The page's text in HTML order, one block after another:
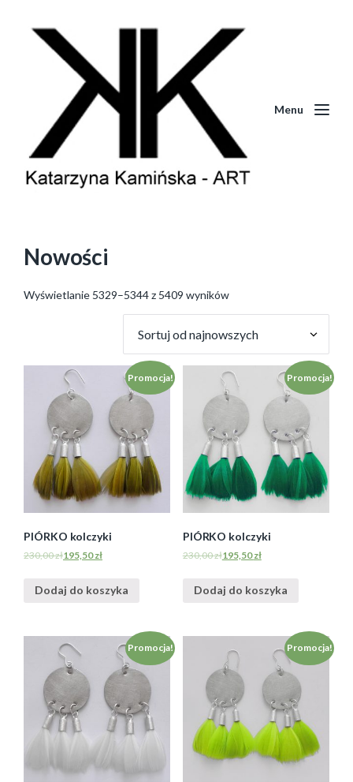
Menu
Nowości
Wyświetlanie 5329–5344 z 5409 wyników
Promocja!
PIÓRKO kolczyki
230,00zł195,50zł
Dodaj do koszyka
Promocja!
PIÓRKO kolczyki
230,00zł195,50zł
Dodaj do koszyka
Promocja! Promocja!